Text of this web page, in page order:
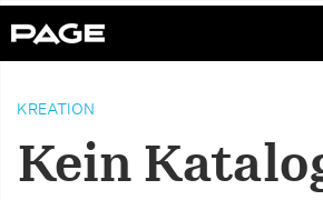
KREATION
Kein